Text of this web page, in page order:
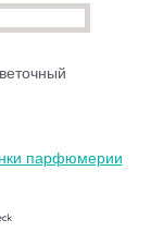
парфюмерии